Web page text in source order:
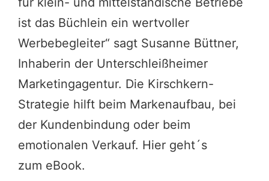
ist das Büchlein ein wertvoller
Werbebegleiter“ sagt Susanne Büttner,
Inhaberin der Unterschleißheimer
Marketingagentur. Die Kirschkern-
Strategie hilft beim Markenaufbau, bei
der Kundenbindung oder beim
emotionalen Verkauf. Hier geht´s
zum eBook.